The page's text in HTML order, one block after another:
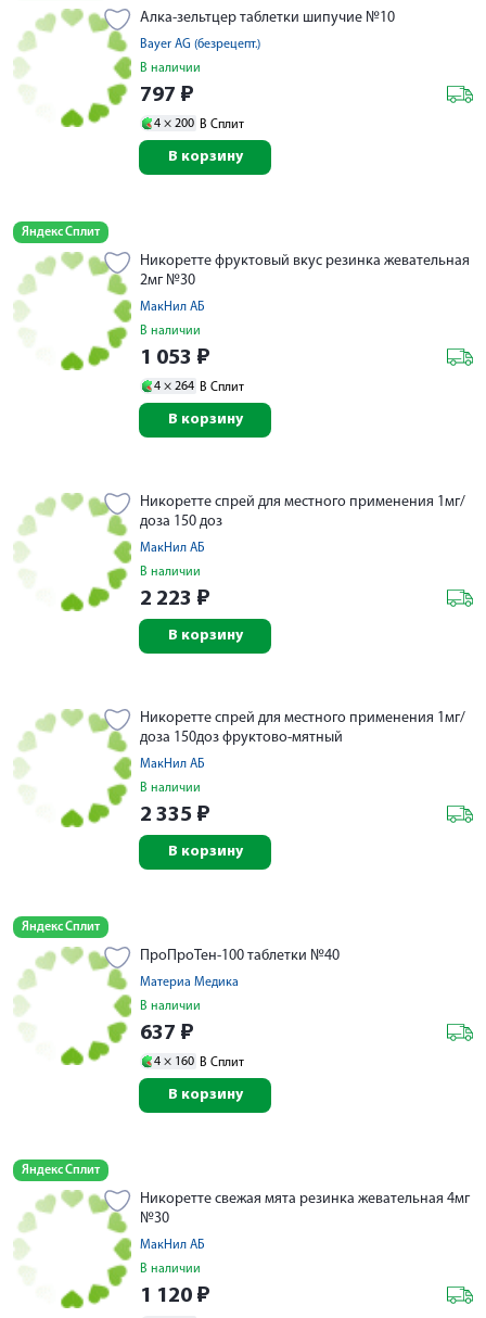
Алка-зельтцер таблетки шипучие №10
Bayer AG (безрецепт.)
В наличии
797 ₽
4 × 200 В Сплит
В корзину
Яндекс Сплит
Никоретте фруктовый вкус резинка жевательная
2мг №30
МакНил АБ
В наличии
1 053 ₽
4 × 264 В Сплит
В корзину
Никоретте спрей для местного применения 1мг/
доза 150 доз
МакНил АБ
В наличии
2 223 ₽
В корзину
Никоретте спрей для местного применения 1мг/
доза 150доз фруктово-мятный
МакНил АБ
В наличии
2 335 ₽
В корзину
Яндекс Сплит
ПроПроТен-100 таблетки №40
Материа Медика
В наличии
637 ₽
4 × 160 В Сплит
В корзину
Яндекс Сплит
Никоретте свежая мята резинка жевательная 4мг
№30
МакНил АБ
В наличии
1 120 ₽